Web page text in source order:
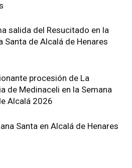
salida del Resucitado en la
Santa de Alcalá de Henares
procesión de La
de Medinaceli en la Semana
Alcalá 2026
Santa en Alcalá de Henares